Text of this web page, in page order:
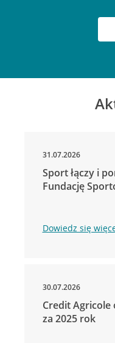
31.07.2026
Sport łączy i
Fundację
Dowiedz się
30.07.2026
Credit Agricole
za 2025 rok